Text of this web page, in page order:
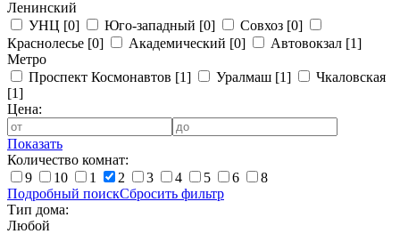
Ленинский
УНЦ [0] Юго-западный [0] Совхоз [0]
Краснолесье [0] Академический [0] Автовокзал [1]
Метро
Проспект Космонавтов [1] Уралмаш [1]
Чкаловская
[1]
Цена:
Показать
Количество комнат:
9
10 1 2 3 4 5 6
8
Подробный поискСбросить фильтр
Тип дома:
Любой